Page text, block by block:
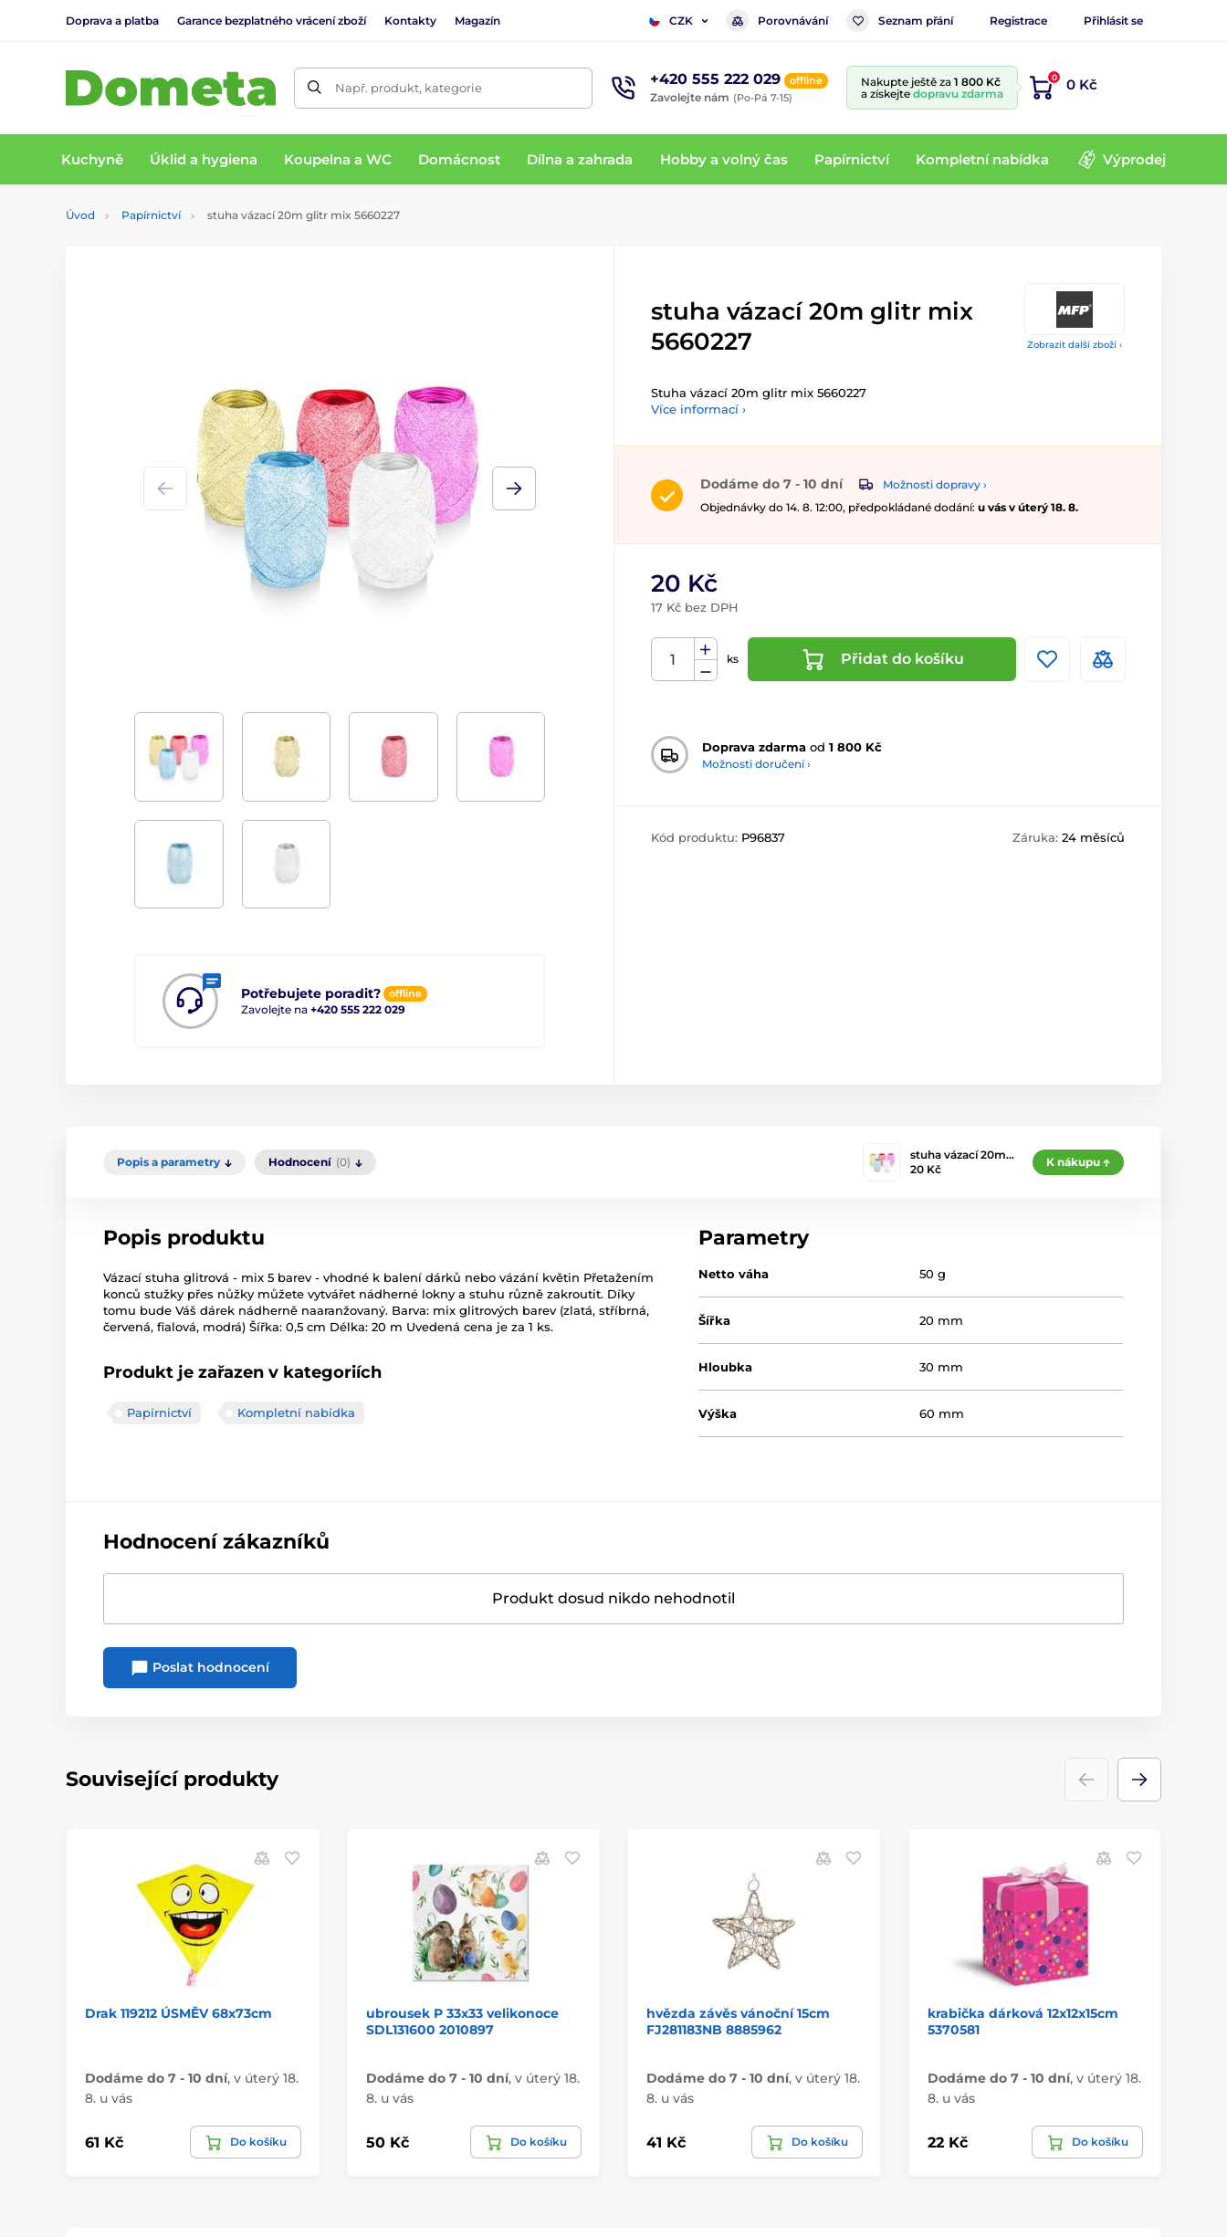
Doprava a platba Garance bezplatného vrácení zboží Kontakty Magazín CZK Porovnávání Seznam přání Registrace Přihlásit se
Např. produkt, kategorie +420 555 222 029 offline
Zavolejte nám (Po-Pá 7-15)
Nakupte ještě za 1 800 Kč
a získejte dopravu zdarma
0 0 Kč
Kuchyně Úklid a hygiena Koupelna a WC Domácnost Dílna a zahrada Hobby a volný čas Papírnictví Kompletní nabídka Výprodej
Úvod Papírnictví stuha vázací 20m glitr mix 5660227
Zobrazit další zboží ›
Potřebujete poradit? offline
Zavolejte na +420 555 222 029
stuha vázací 20m glitr mix
5660227
Stuha vázací 20m glitr mix 5660227
Více informací ›
Dodáme do 7 - 10 dní
Možnosti dopravy ›
Objednávky do 14. 8. 12:00, předpokládané dodání: u vás v úterý 18. 8.
20 Kč
17 Kč bez DPH
ks Přidat do košíku
Doprava zdarma od 1 800 Kč
Možnosti doručení ›
Kód produktu: P96837 Záruka: 24 měsíců
Popis a parametry Hodnocení (0)
stuha vázací 20m…
20 Kč
K nákupu
Popis produktu
Vázací stuha glitrová - mix 5 barev - vhodné k balení dárků nebo vázání květin Přetažením
konců stužky přes nůžky můžete vytvářet nádherné lokny a stuhu různě zakroutit. Díky
tomu bude Váš dárek nádherně naaranžovaný. Barva: mix glitrových barev (zlatá, stříbrná,
červená, fialová, modrá) Šířka: 0,5 cm Délka: 20 m Uvedená cena je za 1 ks.
Produkt je zařazen v kategoriích
Papírnictví Kompletní nabídka
Parametry
Netto váha 50 g
Šířka 20 mm
Hloubka 30 mm
Výška 60 mm
Hodnocení zákazníků
Produkt dosud nikdo nehodnotil
Poslat hodnocení
Související produkty
Drak 119212 ÚSMĚV 68x73cm
Dodáme do 7 - 10 dní, v úterý 18.
8. u vás
61 Kč Do košíku
ubrousek P 33x33 velikonoce
SDL131600 2010897
Dodáme do 7 - 10 dní, v úterý 18.
8. u vás
50 Kč Do košíku
hvězda závěs vánoční 15cm
FJ281183NB 8885962
Dodáme do 7 - 10 dní, v úterý 18.
8. u vás
41 Kč Do košíku
krabička dárková 12x12x15cm
5370581
Dodáme do 7 - 10 dní, v úterý 18.
8. u vás
22 Kč Do košíku